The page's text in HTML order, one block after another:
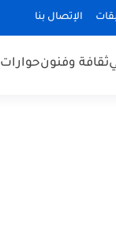
الإتصال بنا
ثقافة وفنونحوارات